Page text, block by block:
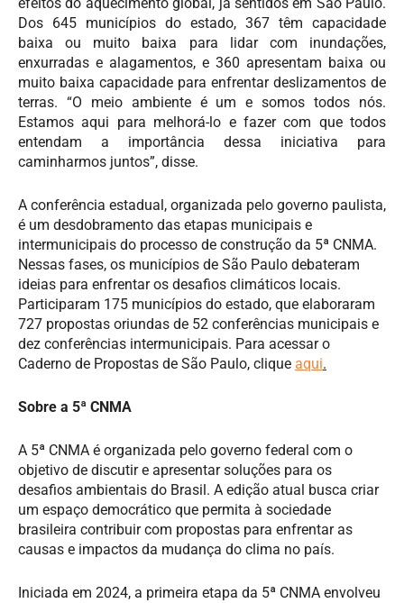
Dos 645 municípios do estado, 367 têm capacidade
baixa ou muito baixa para lidar com inundações,
enxurradas e alagamentos, e 360 apresentam baixa ou
muito baixa capacidade para enfrentar deslizamentos de
terras. “O meio ambiente é um e somos todos nós.
Estamos aqui para melhorá-lo e fazer com que todos
entendam a importância dessa iniciativa para
caminharmos juntos”, disse.
A conferência estadual, organizada pelo governo paulista,
é um desdobramento das etapas municipais e
intermunicipais do processo de construção da 5ª CNMA.
Nessas fases, os municípios de São Paulo debateram
ideias para enfrentar os desafios climáticos locais.
Participaram 175 municípios do estado, que elaboraram
727 propostas oriundas de 52 conferências municipais e
dez conferências intermunicipais. Para acessar o
Caderno de Propostas de São Paulo, clique aqui.
Sobre a 5ª CNMA
A 5ª CNMA é organizada pelo governo federal com o
objetivo de discutir e apresentar soluções para os
desafios ambientais do Brasil. A edição atual busca criar
um espaço democrático que permita à sociedade
brasileira contribuir com propostas para enfrentar as
causas e impactos da mudança do clima no país.
Iniciada em 2024, a primeira etapa da 5ª CNMA envolveu